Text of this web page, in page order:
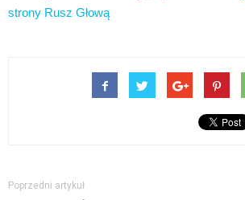
strony Rusz Głową
Poprzedni artykuł